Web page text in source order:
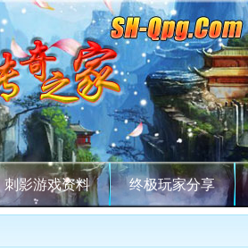
刺影游戏资料 终极玩家分享